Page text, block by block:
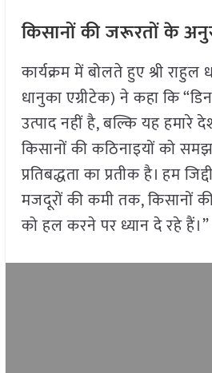
किसानों की जरूरतों के
कार्यक्रम में बोलते हुए श्री
धानुका एग्रीटेक) ने कहा कि
उत्पाद नहीं है, बल्कि यह हमारे
किसानों की कठिनाइयों को
प्रतिबद्धता का प्रतीक है। हम
मजदूरों की कमी तक, किसानों
को हल करने पर ध्यान दे रहे हैं।”